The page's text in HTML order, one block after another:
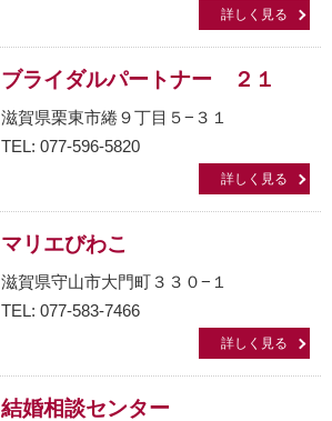
詳しく見る
ブライダルパートナー ２１
滋賀県栗東市綣９丁目５−３１
TEL: 077-596-5820
詳しく見る
マリエびわこ
滋賀県守山市大門町３３０−１
TEL: 077-583-7466
詳しく見る
結婚相談センター